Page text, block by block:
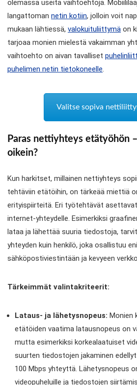
olemassa useita vaihtoehtoja.
langattoman netin kotiin, jolloin voit
mukaan lähtiessä, valokuituliittymä on
tarjoaa monien mielestä vakaimman
vaihtoehto on aivan tavalliset
puhelimen netin tietokoneelle.
Valitse sopiva
Paras nettiyhteys etätyöhön
oikein?
Kun harkitset, millainen nettiyhteys
tehtäviin etätöihin, on tärkeää miettiä
erityispiirteitä. Eri työtehtävät
internet-yhteydelle. Esimerkiksi
lataa ja lähettää suuria tiedostoja,
yhteyden kuin henkilö, joka osallistuu
sähköpostiviestintään ja kevyeen
Tärkeimmät valintakriteerit:
Lataus- ja lähetysnopeus: Monien
etätöiden vaatima latausnopeus on
mutta esimerkiksi korkealaatuiset
suurten tiedostojen jakaminen
100 Mbps yhteyttä. Lähetysnopeus
videopuheluille ja tiedostojen